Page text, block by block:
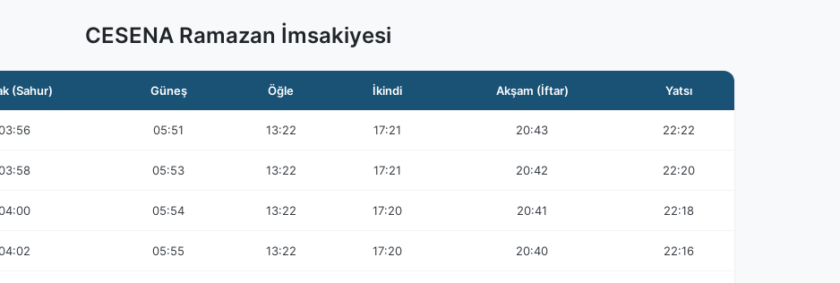
CESENA Ramazan İmsakiyesi
(Sahur) Güneş Öğle İkindi Akşam (İftar) Yatsı
05:51 13:22 17:21 20:43 22:22
05:53 13:22 17:21 20:42 22:20
05:54 13:22 17:20 20:41 22:18
05:55 13:22 17:20 20:40 22:16